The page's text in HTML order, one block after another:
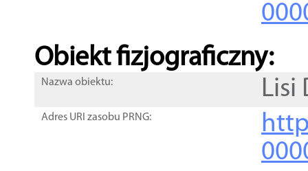
Obiekt fizjograficzny:
Nazwa obiektu: Lisi
Adres URI zasobu PRNG: